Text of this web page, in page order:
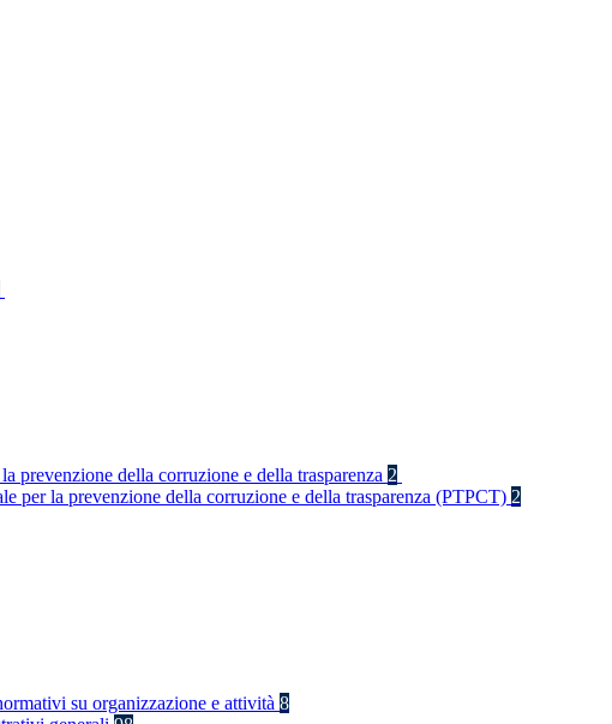
prevenzione della corruzione e della trasparenza 2
per la prevenzione della corruzione e della trasparenza (PTPCT) 2
su organizzazione e attività 8